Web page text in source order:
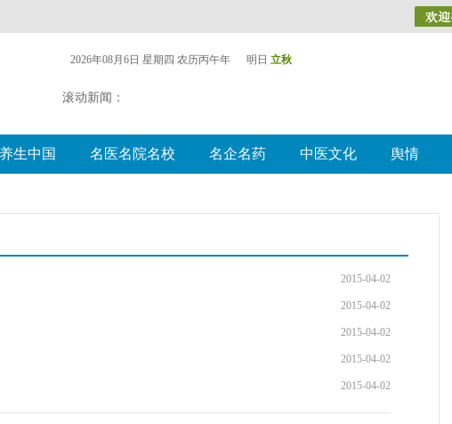
2026年08月6日 星期四 农历丙午年 明日 立秋
滚动新闻：
养生中国 名医名院名校 名企名药 中医文化 舆情
2015-04-02
2015-04-02
2015-04-02
2015-04-02
2015-04-02